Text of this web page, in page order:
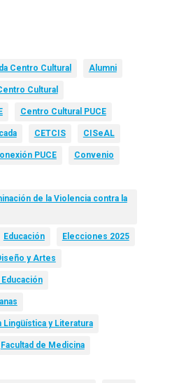
Centro Cultural Alumni
Cultural
Centro Cultural PUCE
CETCIS CISeAL
PUCE Convenio
de la Violencia contra la
Educación Elecciones 2025
y Artes
Lingüística y Literatura
Facultad de Medicina